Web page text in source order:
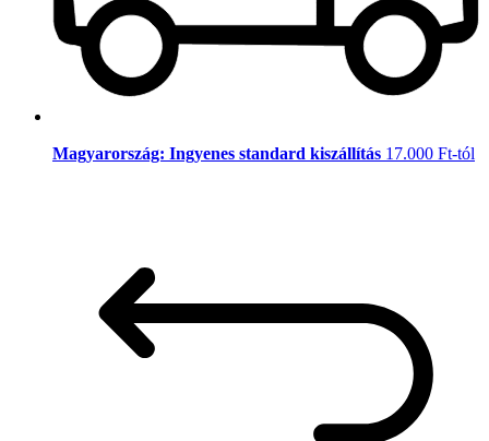
Magyarország: Ingyenes standard kiszállítás 17.000 Ft-tól